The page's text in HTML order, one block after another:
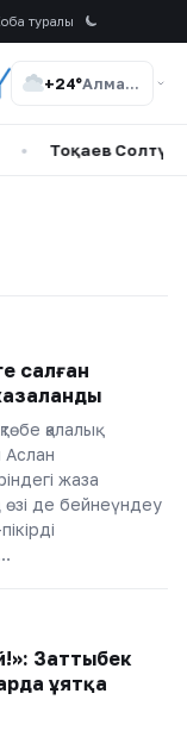
туралы
+24° Алматы
Тоқаев
салған
қалалық
жаза
де бейнеүндеу
Заттыбек
ұятқа